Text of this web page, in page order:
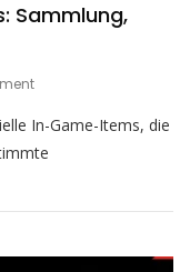
Sammlung,
On
Ark
Twitch
Sammlung,
In-Game-Items, die